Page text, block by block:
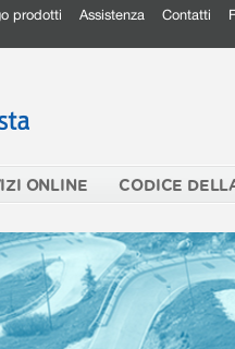
prodotti Assistenza Contatti
ONLINE CODICE